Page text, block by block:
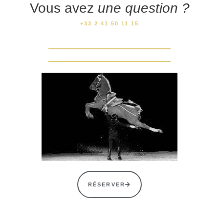
Vous avez une question ?
+33 2 41 50 11 15
RÉSERVER